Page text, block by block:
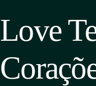
Love